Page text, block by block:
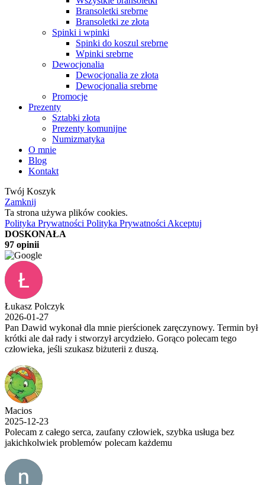
Bransoletki srebrne
Bransoletki ze złota
Spinki i wpinki
Spinki do koszul srebrne
Wpinki srebrne
Dewocjonalia
Dewocjonalia ze złota
Dewocjonalia srebrne
Promocje
Prezenty
Sztabki złota
Prezenty komunijne
Numizmatyka
O mnie
Blog
Kontakt
Twój Koszyk
Zamknij
Ta strona używa plików cookies.
Polityka Prywatności Polityka Prywatności Akceptuj
DOSKONAŁA
97 opinii
Łukasz Polczyk
2026-01-27
Pan Dawid wykonał dla mnie pierścionek zaręczynowy. Termin był
krótki ale dał rady i stworzył arcydzieło. Gorąco polecam tego
człowieka, jeśli szukasz biżuterii z duszą.
Macios
2025-12-23
Polecam z całego serca, zaufany człowiek, szybka usługa bez
jakichkolwiek problemów polecam każdemu